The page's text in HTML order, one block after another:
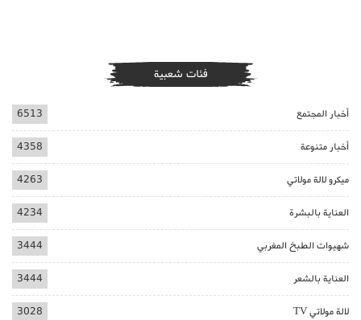
فئات شعبية
أخبار المجتمع 6513
أخبار متنوعة 4358
ميكرو لالة مولاتي 4263
العناية بالبشرة 4234
شهيوات الطبخ المغربي 3444
العناية بالشعر 3444
لالة مولاتي TV 3028